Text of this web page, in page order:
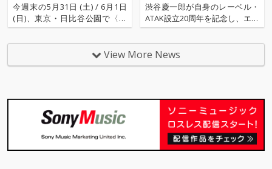
うに見える。 この状況
で人間中心主義による
よりは、違う可能性を
模索する、もしくは人
間後の世界を夢想する
箋、ヒントとして有効
な気がしている。 世界
は刻々と終わりに向か
っている。アンドロイ
ドオペラはその終わり
うに見える。 この状況
で人間中心主義による
よりは、違う可能性を
模索する、もしくは人
間後の世界を夢想する
箋、ヒントとして有効
な気がしている。 世界
は刻々と終わりに向か
っている。アンドロイ
ドオペラはその終わり
今週末の5月31日 (土) / 6月1日
(日)、東京・日比谷公園で〈日
比谷音楽祭2025〉が開催され
る。 日比谷音楽祭は、日本の野
外コンサートの歴史をつくって
きた音楽の聖地「野音」を擁す
た「フリー
渋谷慶一郎が自身のレーベル・
ATAK設立20周年を記念し、エレ
クトロニクスアルバム『ATAK02
6 Berlin』をリリースした。 本
作は20周年を記念し、2008年2
月にドイツ・ベルリンのテクノ
フ
View More News